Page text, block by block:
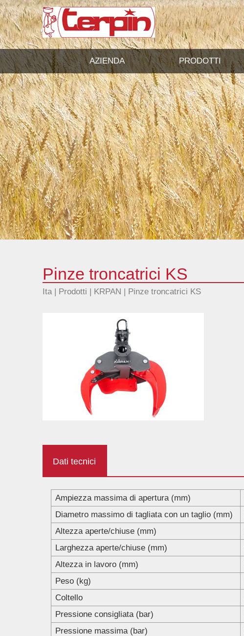
AZIENDA PRODOTTI
Pinze troncatrici KS
Ita | Prodotti | KRPAN | Pinze troncatrici KS
Dati tecnici
Ampiezza massima di apertura (mm)
Diametro massimo di tagliata con un taglio (mm)
Altezza aperte/chiuse (mm)
Larghezza aperte/chiuse (mm)
Altezza in lavoro (mm)
Peso (kg)
Coltello
Pressione consigliata (bar)
Pressione massima (bar)